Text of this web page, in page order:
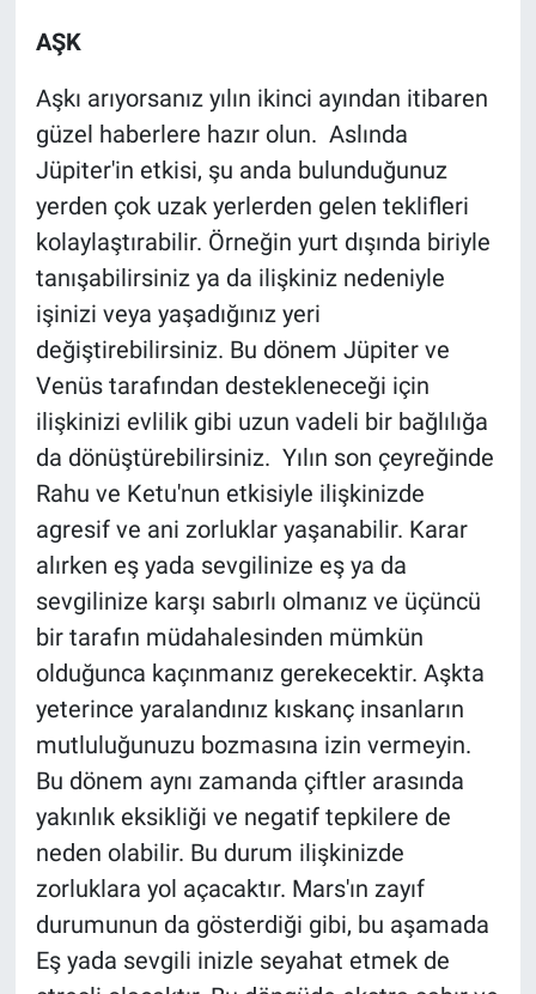
AŞK
Aşkı arıyorsanız yılın ikinci ayından itibaren
güzel haberlere hazır olun. Aslında
Jüpiter'in etkisi, şu anda bulunduğunuz
yerden çok uzak yerlerden gelen teklifleri
kolaylaştırabilir. Örneğin yurt dışında biriyle
tanışabilirsiniz ya da ilişkiniz nedeniyle
işinizi veya yaşadığınız yeri
değiştirebilirsiniz. Bu dönem Jüpiter ve
Venüs tarafından destekleneceği için
ilişkinizi evlilik gibi uzun vadeli bir bağlılığa
da dönüştürebilirsiniz. Yılın son çeyreğinde
Rahu ve Ketu'nun etkisiyle ilişkinizde
agresif ve ani zorluklar yaşanabilir. Karar
alırken eş yada sevgilinize eş ya da
sevgilinize karşı sabırlı olmanız ve üçüncü
bir tarafın müdahalesinden mümkün
olduğunca kaçınmanız gerekecektir. Aşkta
yeterince yaralandınız kıskanç insanların
mutluluğunuzu bozmasına izin vermeyin.
Bu dönem aynı zamanda çiftler arasında
yakınlık eksikliği ve negatif tepkilere de
neden olabilir. Bu durum ilişkinizde
zorluklara yol açacaktır. Mars'ın zayıf
durumunun da gösterdiği gibi, bu aşamada
Eş yada sevgili inizle seyahat etmek de